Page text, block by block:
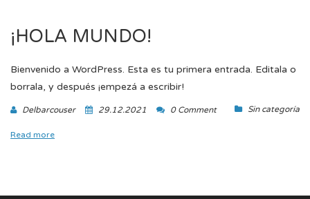
¡HOLA MUNDO!
Bienvenido a WordPress. Esta es tu primera entrada. Editala o
borrala, y después ¡empezá a escribir!
Delbarcouser 29.12.2021 Sin categoría
0 Comment
Read more